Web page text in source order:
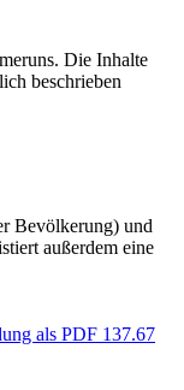
Bevölkerung) und
außerdem eine
als PDF 137.67